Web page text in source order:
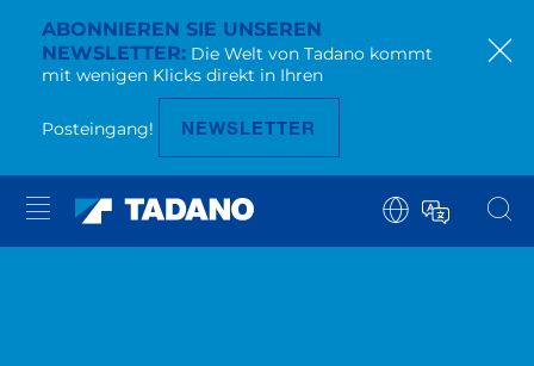
ABONNIEREN SIE UNSEREN
NEWSLETTER Die Welt von Tadano kommt
mit wenigen Klicks direkt in Ihren
Posteingang! NEWSLETTER